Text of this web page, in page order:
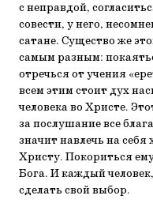
с неправдой,
совести, у него,
сатане. Существо же
самым разным:
отречься от учения
всем этим стоит дух
человека во Христе.
за послушание все
значит навлечь на
Христу. Покориться
Бога. И каждый
сделать свой выбор.